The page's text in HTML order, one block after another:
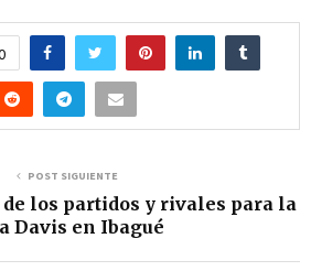
POST SIGUIENTE
los partidos y rivales para la
Davis en Ibagué